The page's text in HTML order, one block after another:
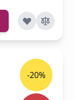
-20%